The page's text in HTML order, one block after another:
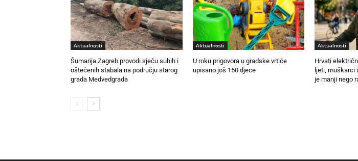
Aktualnosti
Šumarija Zagreb provodi sječu suhih i
oštećenih stabala na području starog
grada Medvedgrada
Aktualnosti
U roku prigovora u gradske vrtiće
upisano još 150 djece
Aktualnosti
Hrvati
ljeti, muškarci
je manji nego